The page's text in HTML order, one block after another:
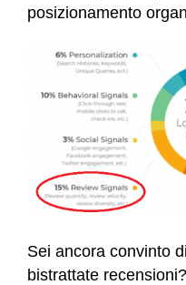
posizionamento
Sei ancora convinto
bistrattate recensioni?